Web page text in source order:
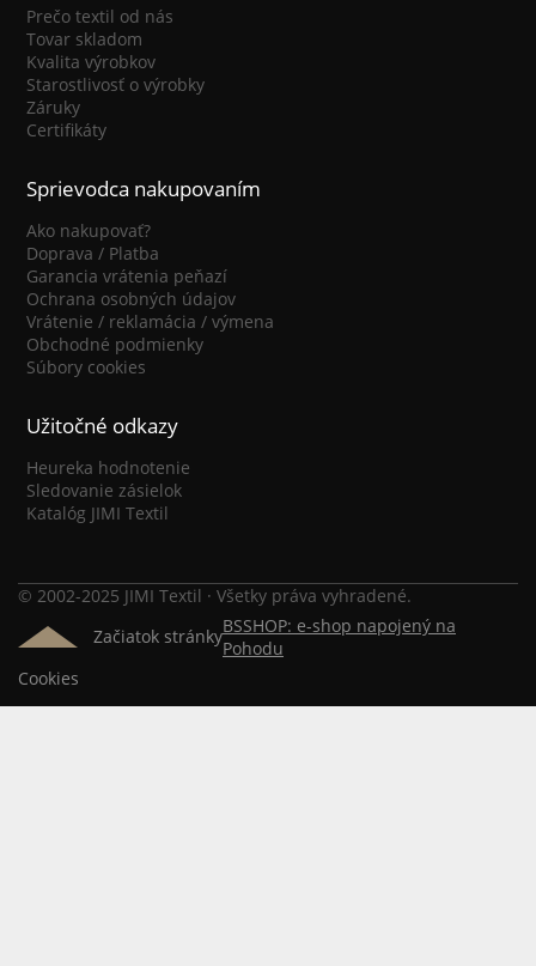
Prečo textil od nás
Tovar skladom
Kvalita výrobkov
Starostlivosť o výrobky
Záruky
Certifikáty
Sprievodca nakupovaním
Ako nakupovať?
Doprava / Platba
Garancia vrátenia peňazí
Ochrana osobných údajov
Vrátenie / reklamácia / výmena
Obchodné podmienky
Súbory cookies
Užitočné odkazy
Heureka hodnotenie
Sledovanie zásielok
Katalóg JIMI Textil
© 2002-2025 JIMI Textil · Všetky práva vyhradené.
Začiatok stránkyBSSHOP: e-shop napojený na
Pohodu
Cookies